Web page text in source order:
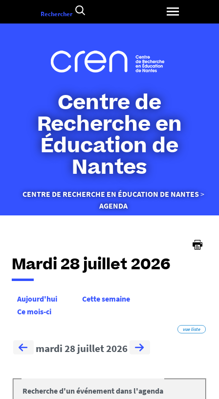
Centre de
Recherche en
Éducation de
Nantes
Vous
ici :
CENTRE DE RECHERCHE EN ÉDUCATION DE NANTES
AGENDA
Rechercher
Mardi 28 juillet 2026
Aujourd'hui
Cette semaine
Ce mois-ci
vue liste
mardi 28 juillet 2026
Recherche d'un événement dans l'agenda